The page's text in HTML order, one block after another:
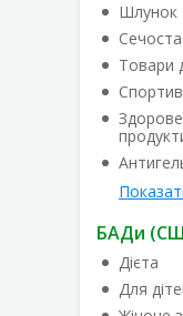
Шлунок
Товари
Здорове
БАДи
Дієта
Для